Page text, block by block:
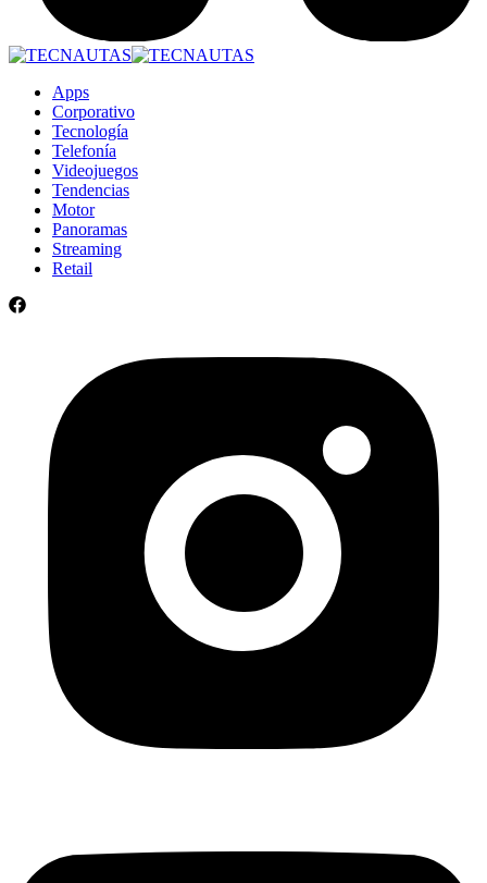
Apps
Corporativo
Tecnología
Telefonía
Videojuegos
Tendencias
Motor
Panoramas
Streaming
Retail